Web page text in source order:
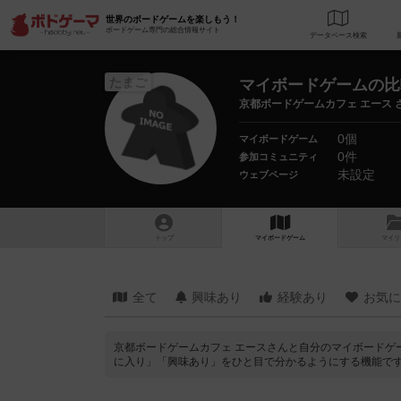
世界のボードゲームを楽しもう！
ボードゲーム専門の総合情報サイト
データベース
たまご マイボードゲームの
京都ボードゲームカフェ エース
マイボードゲーム 0個
参加コミュニティ 0件
ウェブページ 未設定
トップ マイボードゲーム マイリ
全て 興味あり 経験あり お気
京都ボードゲームカフェ エースさんと自分のマイボード
に入り」「興味あり」をひと目で分かるようにする機能です